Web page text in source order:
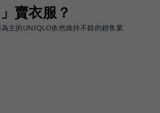
賣衣服？
主的UNIQLO依然維持不錯的銷售業